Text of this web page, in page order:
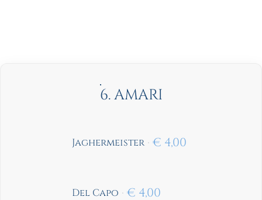
6. AMARI
Jaghermeister € 4,00
Del Capo € 4,00